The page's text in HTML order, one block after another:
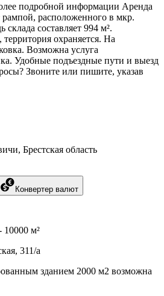
подробной информации Аренда
расположенного в мкр.
составляет 994 м².
охраняется. На
Возможна услуга
Удобные подъездные пути и выезд
Звоните или пишите, указав
Брестская область
Конвертер валют
10000 м²
311/а
зданием 2000 м2 возможна